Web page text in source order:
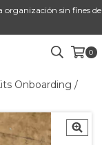
organización sin fines de
0
Onboarding /